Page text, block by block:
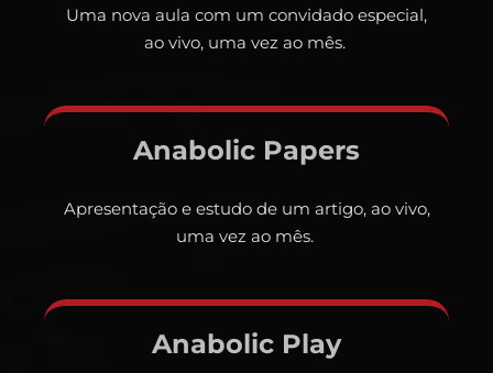
Uma nova aula com um convidado especial,
ao vivo, uma vez ao mês.
Anabolic Papers
Apresentação e estudo de um artigo, ao vivo,
uma vez ao mês.
Anabolic Play